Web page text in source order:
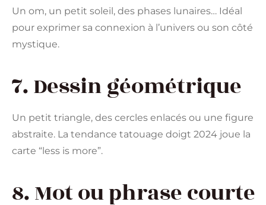
Un om, un petit soleil, des phases lunaires… Idéal
pour exprimer sa connexion à l’univers ou son côté
mystique.
7. Dessin géométrique
Un petit triangle, des cercles enlacés ou une figure
abstraite. La tendance tatouage doigt 2024 joue la
carte “less is more”.
8. Mot ou phrase courte